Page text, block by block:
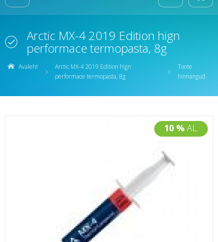
Arctic MX-4 2019 Edition hign
performace termopasta, 8g
Avaleht
Arctic MX-4 2019 Edition hign
performace termopasta, 8g
Toote
hinnangud
10 % AL.